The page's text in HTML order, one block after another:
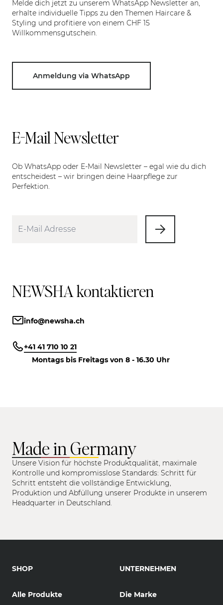
Melde dich jetzt zu unserem WhatsApp Newsletter an,
erhalte individuelle Tipps zu den Themen Haircare &
Styling und profitiere von einem CHF 15
Willkommensgutschein.
Anmeldung via WhatsApp
E-Mail Newsletter
Ob WhatsApp oder E-Mail Newsletter – egal wie du dich
entscheidest – wir bringen deine Haarpflege zur
Perfektion.
NEWSHA kontaktieren
info@newsha.ch
+41 41 710 10 21
Montags bis Freitags von 8 - 16.30 Uhr
Made in Germany
Unsere Vision für höchste Produktqualität, maximale
Kontrolle und kompromisslose Standards: Schritt für
Schritt entsteht die vollständige Entwicklung,
Produktion und Abfüllung unserer Produkte in unserem
Headquarter in Deutschland.
SHOP
Alle Produkte
UNTERNEHMEN
Die Marke